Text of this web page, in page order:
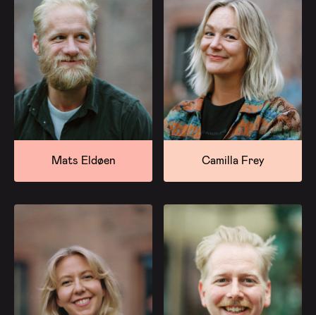
Mats Eldøen Camilla Frey